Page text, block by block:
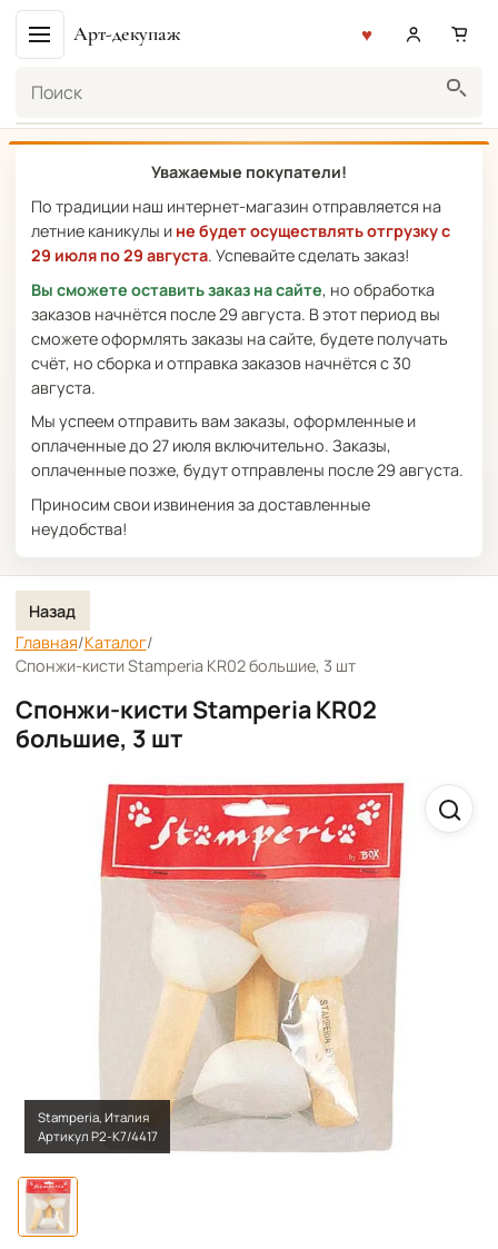
Арт-декупаж
Уважаемые покупатели!
По традиции наш интернет-магазин отправляется на
летние каникулы и не будет осуществлять отгрузку с
29 июля по 29 августа. Успевайте сделать заказ!
Вы сможете оставить заказ на сайте, но обработка
заказов начнётся после 29 августа. В этот период вы
сможете оформлять заказы на сайте, будете получать
счёт, но сборка и отправка заказов начнётся с 30
августа.
Мы успеем отправить вам заказы, оформленные и
оплаченные до 27 июля включительно. Заказы,
оплаченные позже, будут отправлены после 29 августа.
Приносим свои извинения за доставленные
неудобства!
Назад
Главная/Каталог/
Спонжи-кисти Stamperia KR02 большие, 3 шт
Спонжи-кисти Stamperia KR02
большие, 3 шт
Stamperia, Италия
Артикул Р2-К7/4417